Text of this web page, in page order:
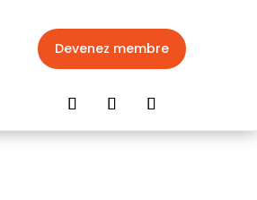
Devenez membre